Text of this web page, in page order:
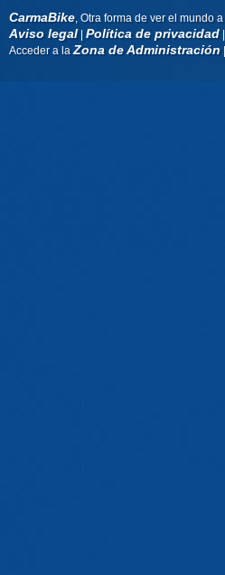
CarmaBike, Otra forma de ver el mundo
Aviso legal|Política de privacidad|
Acceder a la Zona de Administración